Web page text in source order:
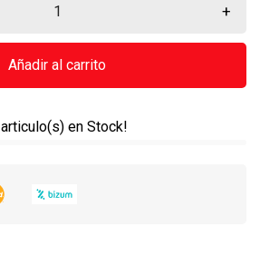
+
Añadir al carrito
articulo(s) en Stock!